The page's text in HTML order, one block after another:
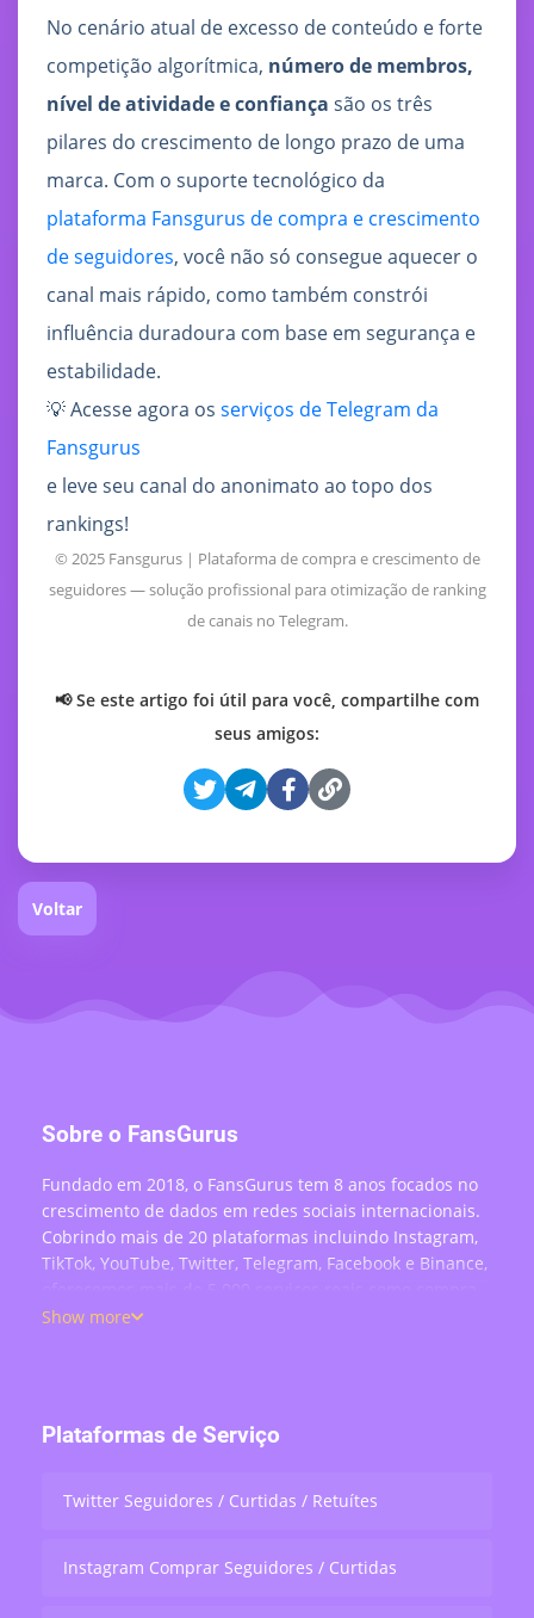
No cenário atual de excesso de conteúdo e forte
competição algorítmica, número de membros,
nível de atividade e confiança são os três
pilares do crescimento de longo prazo de uma
marca. Com o suporte tecnológico da
plataforma Fansgurus de compra e crescimento
de seguidores, você não só consegue aquecer o
canal mais rápido, como também constrói
influência duradoura com base em segurança e
estabilidade.
💡 Acesse agora os serviços de Telegram da
Fansgurus
e leve seu canal do anonimato ao topo dos
rankings!
© 2025 Fansgurus｜Plataforma de compra e crescimento de
seguidores — solução profissional para otimização de ranking
de canais no Telegram.
📢 Se este artigo foi útil para você, compartilhe com
seus amigos:
Voltar
Sobre o FansGurus
Fundado em 2018, o FansGurus tem 8 anos focados no
crescimento de dados em redes sociais internacionais.
Cobrindo mais de 20 plataformas incluindo Instagram,
TikTok, YouTube, Twitter, Telegram, Facebook e Binance,
de seguidores, curtidas, comentários, visualizações,
Show more
Plataformas de Serviço
Twitter Seguidores / Curtidas / Retuítes
Instagram Comprar Seguidores / Curtidas